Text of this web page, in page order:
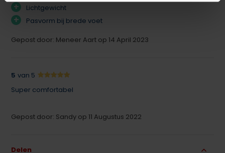
+ Lichtgewicht
+
Pasvorm bij brede voet
Gepost door: Meneer Aart op 14 April 2023
5 van 5
Super comfortabel
Gepost door: Sandy op 11 Augustus 2022
Delen